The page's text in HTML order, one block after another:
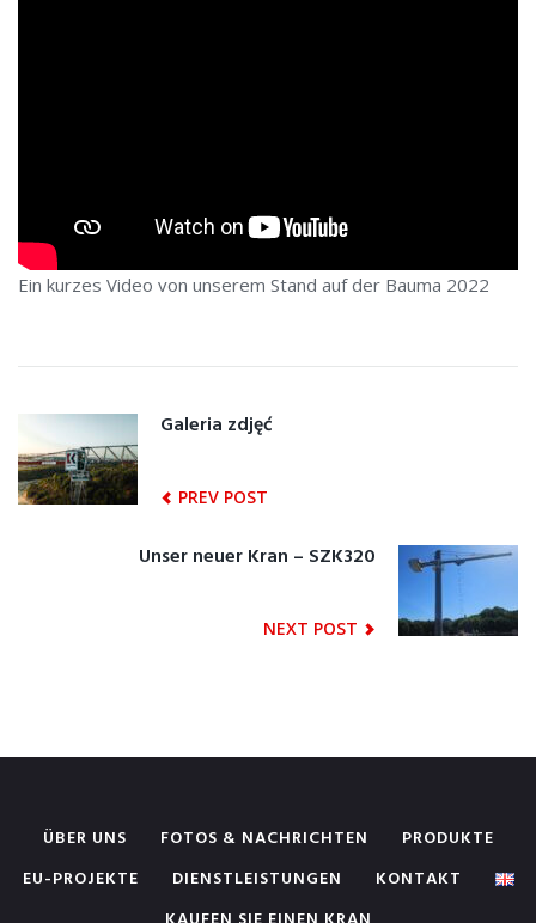
Ein kurzes Video von unserem Stand auf der Bauma 2022
ZOBACZ
WPISY
Galeria zdjęć
PREV POST
Previous
Unser neuer Kran – SZK320
NEXT POST
Next
post:
ÜBER UNS FOTOS & NACHRICHTEN
PRODUKTE
EU-PROJEKTE
DIENSTLEISTUNGEN
KONTAKT